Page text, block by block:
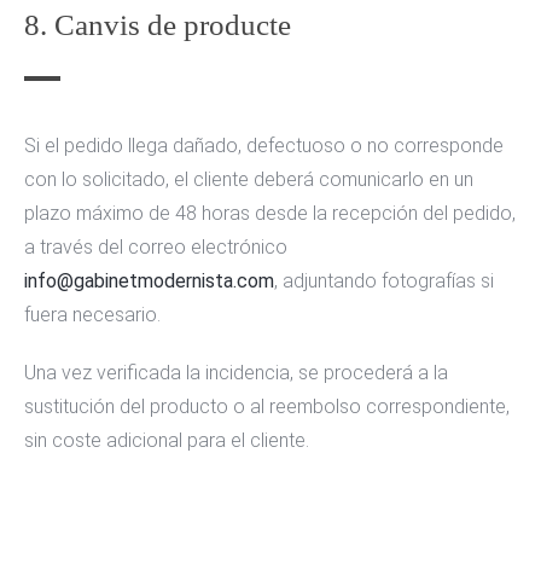
8. Canvis de producte
Si el pedido llega dañado, defectuoso o no corresponde
con lo solicitado, el cliente deberá comunicarlo en un
plazo máximo de 48 horas desde la recepción del pedido,
a través del correo electrónico
info@gabinetmodernista.com, adjuntando fotografías si
fuera necesario.
Una vez verificada la incidencia, se procederá a la
sustitución del producto o al reembolso correspondiente,
sin coste adicional para el cliente.